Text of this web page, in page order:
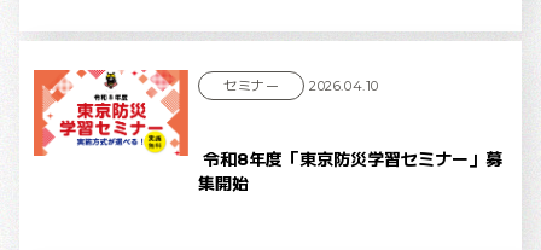
令和8年度「東京防災学習セミナー」募
集開始
セミナー 2026.04.10